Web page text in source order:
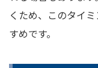
くため、このタイ
すめです。